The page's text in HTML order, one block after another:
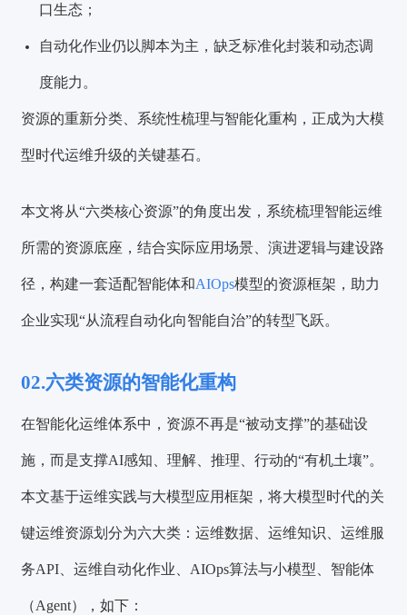
口生态；
自动化作业仍以脚本为主，缺乏标准化封装和动态调
度能力。
资源的重新分类、系统性梳理与智能化重构，正成为大模
型时代运维升级的关键基石。
本文将从“六类核心资源”的角度出发，系统梳理智能运维
所需的资源底座，结合实际应用场景、演进逻辑与建设路
径，构建一套适配智能体和AIOps模型的资源框架，助力
企业实现“从流程自动化向智能自治”的转型飞跃。
02.六类资源的智能化重构
在智能化运维体系中，资源不再是“被动支撑”的基础设
施，而是支撑AI感知、理解、推理、行动的“有机土壤”。
本文基于运维实践与大模型应用框架，将大模型时代的关
键运维资源划分为六大类：运维数据、运维知识、运维服
务API、运维自动化作业、AIOps算法与小模型、智能体
（Agent），如下：